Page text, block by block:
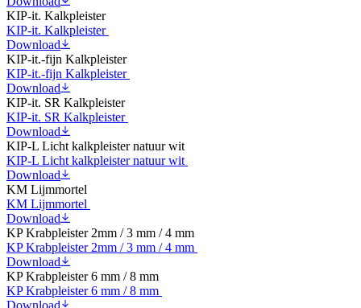
KIP-it. Kalkpleister
KIP-it. Kalkpleister
Download
KIP-it.-fijn Kalkpleister
KIP-it.-fijn Kalkpleister
Download
KIP-it. SR Kalkpleister
KIP-it. SR Kalkpleister
Download
KIP-L Licht kalkpleister natuur wit
KIP-L Licht kalkpleister natuur wit
Download
KM Lijmmortel
KM Lijmmortel
Download
KP Krabpleister 2mm / 3 mm / 4 mm
KP Krabpleister 2mm / 3 mm / 4 mm
Download
KP Krabpleister 6 mm / 8 mm
KP Krabpleister 6 mm / 8 mm
Download